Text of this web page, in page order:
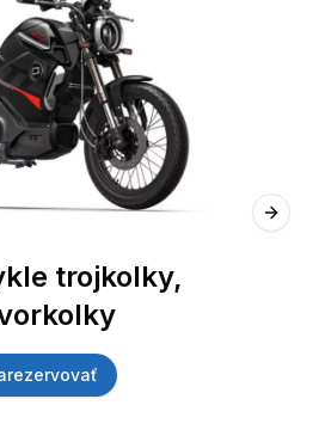
trojkolky,
Next